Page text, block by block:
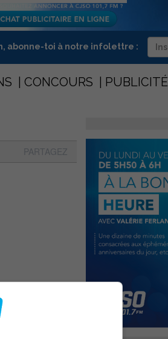
abonne-toi à notre infolettre :
CONCOURS PUBLICITÉ
PARTAGEZ